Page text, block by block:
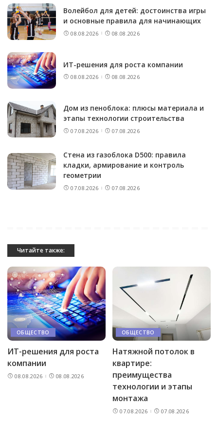
Волейбол для детей: достоинства игры
и основные правила для начинающих
08.08.2026 08.08.2026
ИТ-решения для роста компании
08.08.2026 08.08.2026
Дом из пеноблока: плюсы материала и
этапы технологии строительства
07.08.2026 07.08.2026
Стена из газоблока D500: правила
кладки, армирование и контроль
геометрии
07.08.2026 07.08.2026
Читайте также:
ОБЩЕСТВО
ИТ-решения для роста
компании
08.08.2026 08.08.2026
ОБЩЕСТВО
Натяжной потолок в
квартире:
преимущества
технологии и этапы
монтажа
07.08.2026 07.08.2026